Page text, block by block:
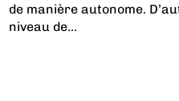
de manière autonome.
niveau de...